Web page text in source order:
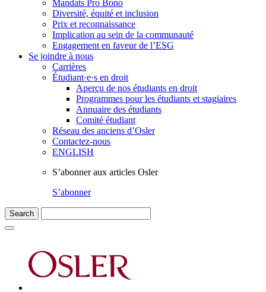
Mandats Pro Bono
Diversité, équité et inclusion
Prix ​​et reconnaissance
Implication au sein de la communauté
Engagement en faveur de l’ESG
Se joindre à nous
Carrières
Étudiant·e·s en droit
Aperçu de nos étudiants en droit
Programmes pour les étudiants et stagiaires
Annuaire des étudiants
Comité étudiant
Réseau des anciens d’Osler
Contactez-nous
ENGLISH
S’abonner aux articles Osler
S’abonner